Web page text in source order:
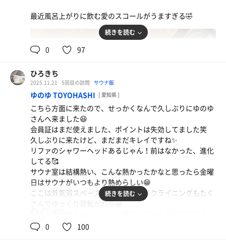
なか卯のカツ丼うまいんだよね、やっぱり卵がうまい
ランチステーキ
うますぎて写真撮り忘れて最後の一切れ🤣笑
最近風呂上がりに飲む愛のスコールがうますぎる🤣
続きを読む
0 97
ひろきち
2025.11.21 5回目の訪問 サウナ飯
ゆのゆ TOYOHASHI [ 愛知県 ]
こちら方面に来たので、せっかくなんで久しぶりにゆのゆ
さんへ来ました😆
会員証はまだ使えました、ポイントは失効してました笑
久しぶりに来たけど、まだまだキレイですね✨
リファのシャワーヘッドあるじゃん！前はなかった、進化
してる🥰
サウナ室は結構熱い、こんな熱かったかなと思ったら金曜
日はサウナがいつもより熱めらしい😁
ここは外気浴スペース広くて好き☺️リクライニングもたく
さんでゆっくり寝転がれる😁
い🥰
続きを読む
0 100